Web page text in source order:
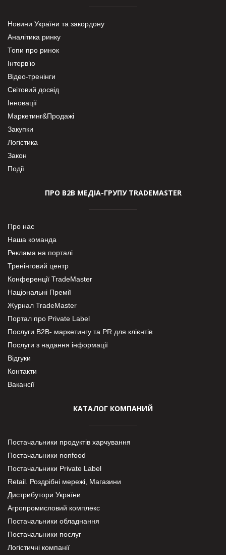
Новини України та закордону
Аналітика ринку
Топи про ринок
Інтерв’ю
Відео-тренінги
Світовий досвід
Інновації
Маркетинг&Продажі
Закупки
Логістика
Закон
Події
ПРО В2В МЕДІА-ГРУПУ TRADEMASTER
Про нас
Наша команда
Реклама на порталі
Тренінговий центр
Конференції TradeMaster
Національні Премії
Журнал TradeMaster
Портал про Private Label
Послуги В2В- маркетингу та PR для клієнтів
Послуги з надання інформації
Відгуки
Контакти
Вакансії
КАТАЛОГ КОМПАНИЙ
Постачальники продуктів харчування
Постачальники nonfood
Постачальники Private Label
Retail. Роздрібні мережі, Магазини
Дистрибутори України
Агропромисловий комплекс
Постачальники обладнання
Постачальники послуг
Логістичні компанії